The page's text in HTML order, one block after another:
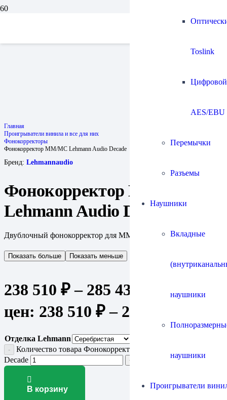
Toslink
Цифровой
AES/EBU
Перемычки
Разъемы
Наушники
Вкладные
наушники
наушники
Проигрыватели
Главная
Проигрыватели винила и все для них
Фонокорректоры
Фонокорректор MM/MC Lehmann Audio Decade
Бренд: Lehmannaudio
Фонокорректор MM/MC
Lehmann Audio Decade
Двублочный фонокорректор для MM и MC-звукоснимателей
Показать больше Показать меньше
238 510 ₽ – 285 430
Диапазон
цен: 238 510 ₽ – 285 430 ₽
Отделка Lehmann
Количество товара Фонокорректор MM/MC Lehmann Audio
Decade
В корзину